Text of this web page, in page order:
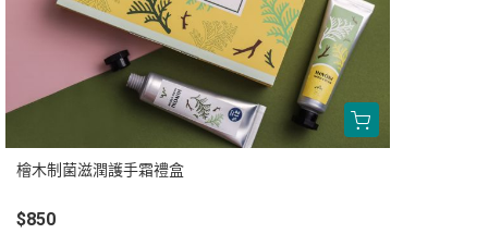
檜木制菌滋潤護手霜禮盒
$850